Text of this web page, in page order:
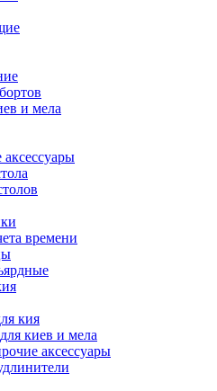
и мела
времени
кия
киев и мела
аксессуары